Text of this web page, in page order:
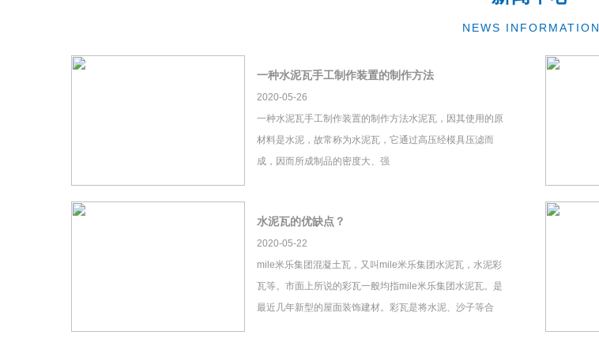
NEWS INFORMATION
一种水泥瓦手工制作装置的制作方法
2020-05-26
一种水泥瓦手工制作装置的制作方法水泥瓦，因其使用的原
材料是水泥，故常称为水泥瓦，它通过高压经模具压滤而
成，因而所成制品的密度大、强
水泥瓦的优缺点？
2020-05-22
mile米乐集团混凝土瓦，又叫mile米乐集团水泥瓦，水泥彩
瓦等。市面上所说的彩瓦一般均指mile米乐集团水泥瓦。是
最近几年新型的屋面装饰建材。彩瓦是将水泥、沙子等合